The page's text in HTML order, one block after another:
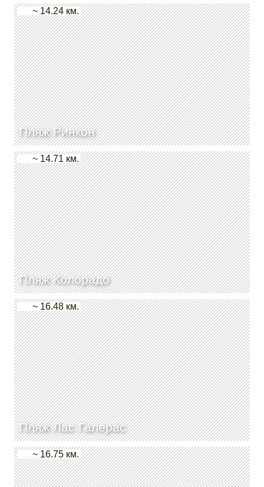
Пляж Ринкон
~ 14.24 км.
Пляж Колорадо
~ 14.71 км.
Пляж Лас Галерас
~ 16.48 км.
~ 16.75 км.